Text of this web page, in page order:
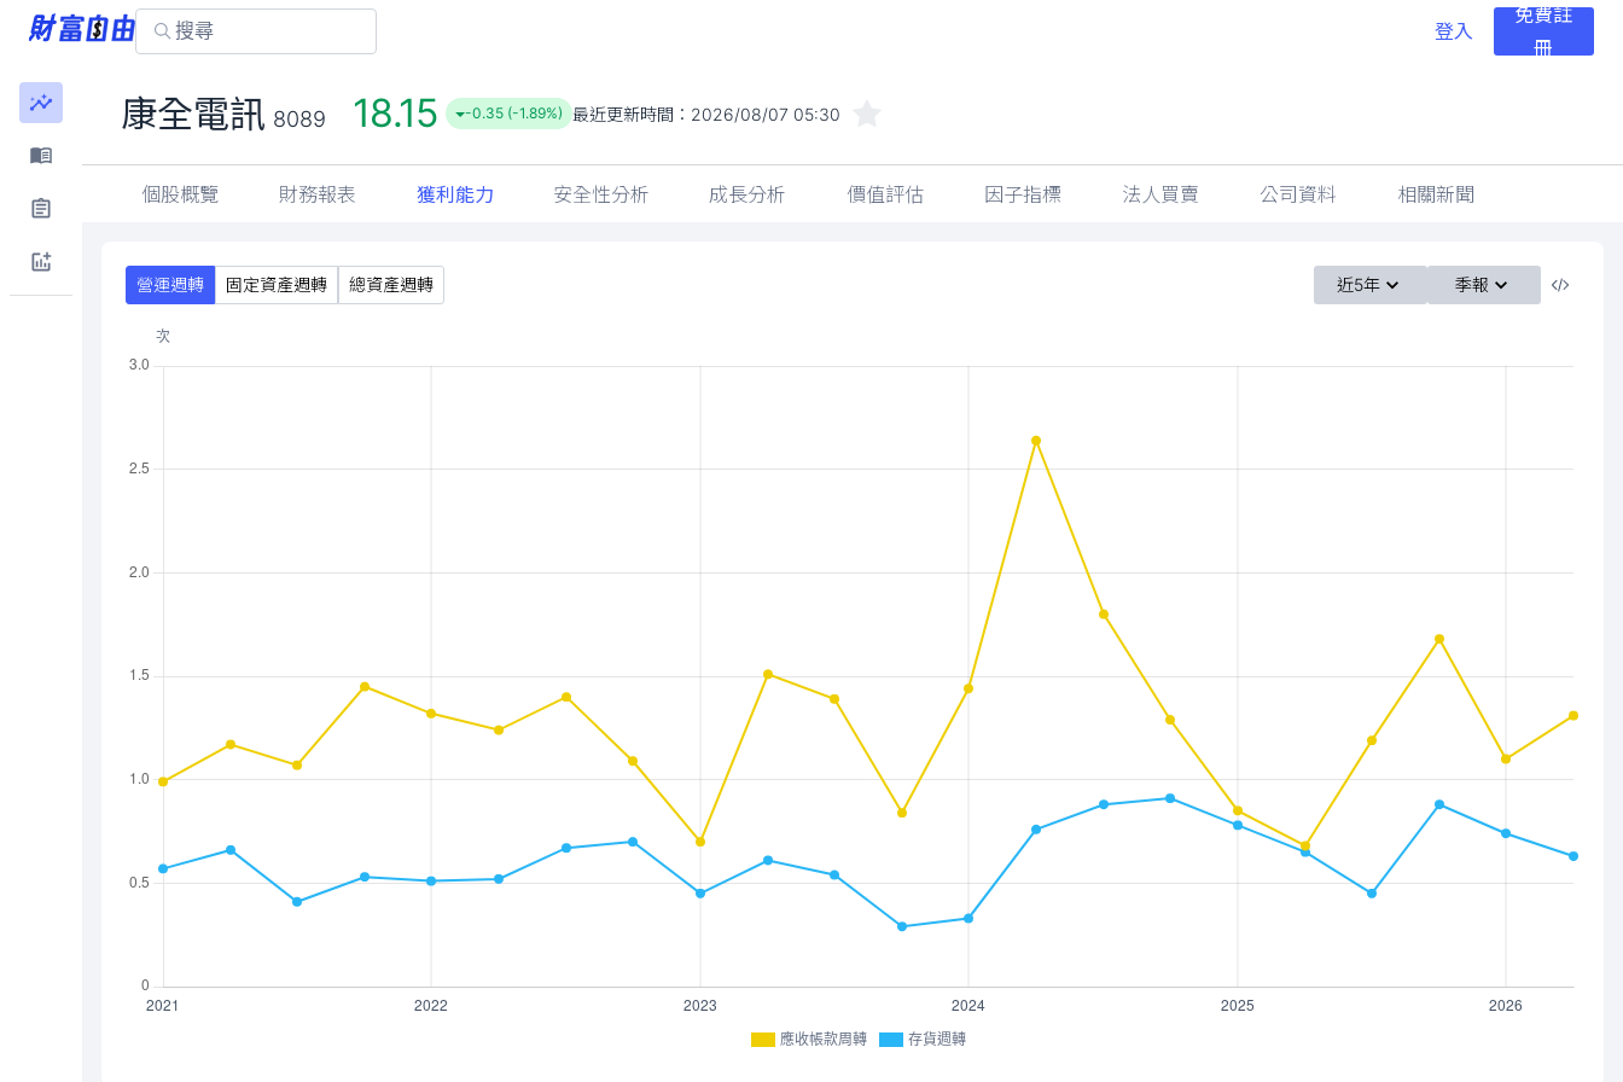
登入
免費註
冊
康全電訊 8089 18.15 -0.35 (-1.89%) 最近更新時間： 2026/08/07 05:30
個股概覽 財務報表 獲利能力 安全性分析 成長分析 價值評估 因子指標 法人買賣 公司資料 相關新聞
營運週轉 固定資產週轉 總資產週轉 近5年 季報
應收帳款周轉 存貨週轉